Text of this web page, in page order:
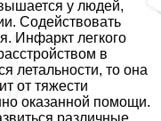
у людей,
Содействовать
Инфаркт легкого
в
летальности, то она
от тяжести
оказанной помощи.
различные